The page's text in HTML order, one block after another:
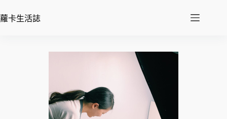
蘿卡生活誌